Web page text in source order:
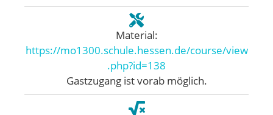
Material:
https://mo1300.schule.hessen.de/course/view
.php?id=138
Gastzugang ist vorab möglich.